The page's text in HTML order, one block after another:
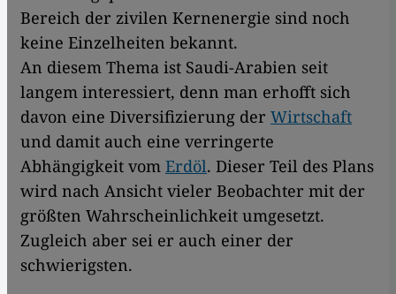
Bereich der zivilen Kernenergie sind noch
keine Einzelheiten bekannt.
An diesem Thema ist Saudi-Arabien seit
langem interessiert, denn man erhofft sich
davon eine Diversifizierung der Wirtschaft
und damit auch eine verringerte
Abhängigkeit vom Erdöl. Dieser Teil des Plans
wird nach Ansicht vieler Beobachter mit der
größten Wahrscheinlichkeit umgesetzt.
Zugleich aber sei er auch einer der
schwierigsten.